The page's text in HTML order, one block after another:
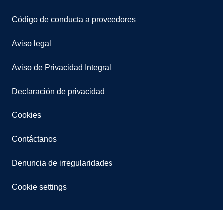
Código de conducta a proveedores
Aviso legal
Aviso de Privacidad Integral
Declaración de privacidad
Cookies
Contáctanos
Denuncia de irregularidades
Cookie settings